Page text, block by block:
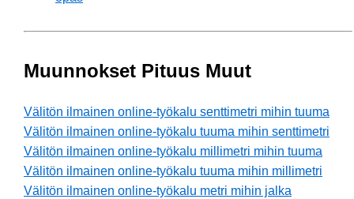
Muunnokset Pituus Muut
Välitön ilmainen online-työkalu senttimetri mihin tuuma
Välitön ilmainen online-työkalu tuuma mihin senttimetri
Välitön ilmainen online-työkalu millimetri mihin tuuma
Välitön ilmainen online-työkalu tuuma mihin millimetri
Välitön ilmainen online-työkalu metri mihin jalka